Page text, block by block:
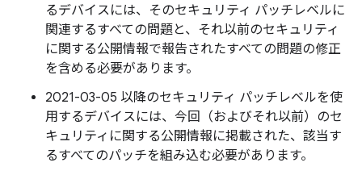
るデバイスには、そのセキュリティ パッチレベルに
関連するすべての問題と、それ以前のセキュリティ
に関する公開情報で報告されたすべての問題の修正
を含める必要があります。
2021-03-05 以降のセキュリティ パッチレベルを使
用するデバイスには、今回（およびそれ以前）のセ
キュリティに関する公開情報に掲載された、該当す
るすべてのパッチを組み込む必要があります。